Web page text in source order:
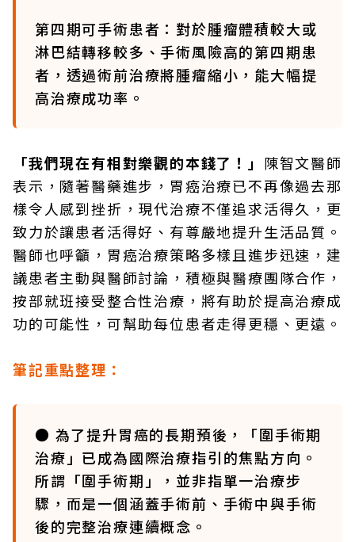
第四期可手術患者：對於腫瘤體積較大或
淋巴結轉移較多、手術風險高的第四期患
者，透過術前治療將腫瘤縮小，能大幅提
高治療成功率。
「我們現在有相對樂觀的本錢了！」 陳智文醫師
表示，隨著醫藥進步，胃癌治療已不再像過去那
樣令人感到挫折，現代治療不僅追求活得久，更
致力於讓患者活得好、有尊嚴地提升生活品質。
醫師也呼籲，胃癌治療策略多樣且進步迅速，建
議患者主動與醫師討論，積極與醫療團隊合作，
按部就班接受整合性治療，將有助於提高治療成
功的可能性，可幫助每位患者走得更穩、更遠。
筆記重點整理：
● 為了提升胃癌的長期預後，「圍手術期
治療」已成為國際治療指引的焦點方向。
所謂「圍手術期」，並非指單一治療步
驟，而是一個涵蓋手術前、手術中與手術
後的完整治療連續概念。